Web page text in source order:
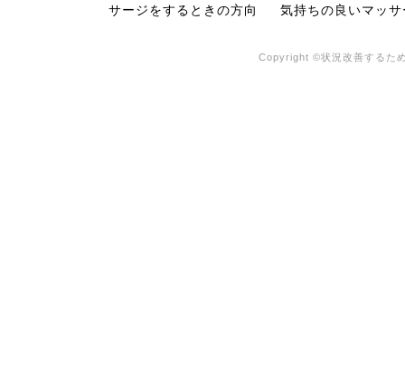
サージをするときの方向 気持ちの良いマッ
Copyright ©状況改善するた